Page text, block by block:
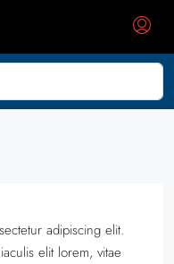
adipiscing elit.
elit lorem, vitae